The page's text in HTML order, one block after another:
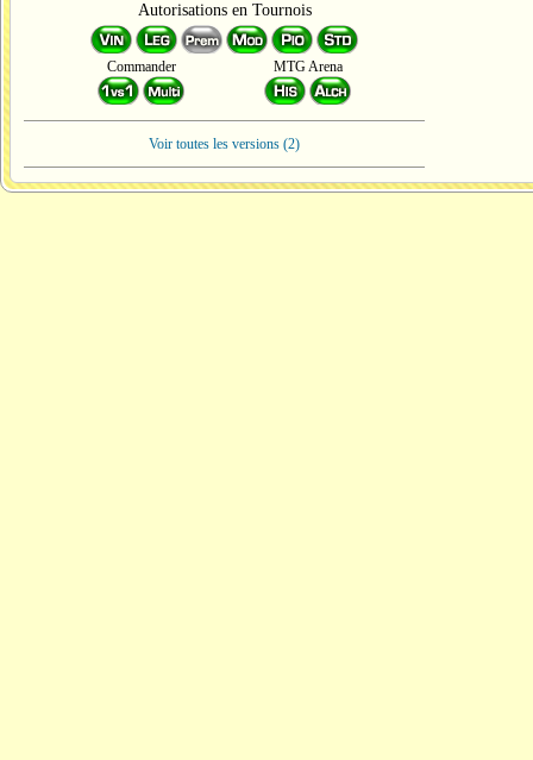
Autorisations en Tournois
Commander MTG Arena
Voir toutes les versions (2)